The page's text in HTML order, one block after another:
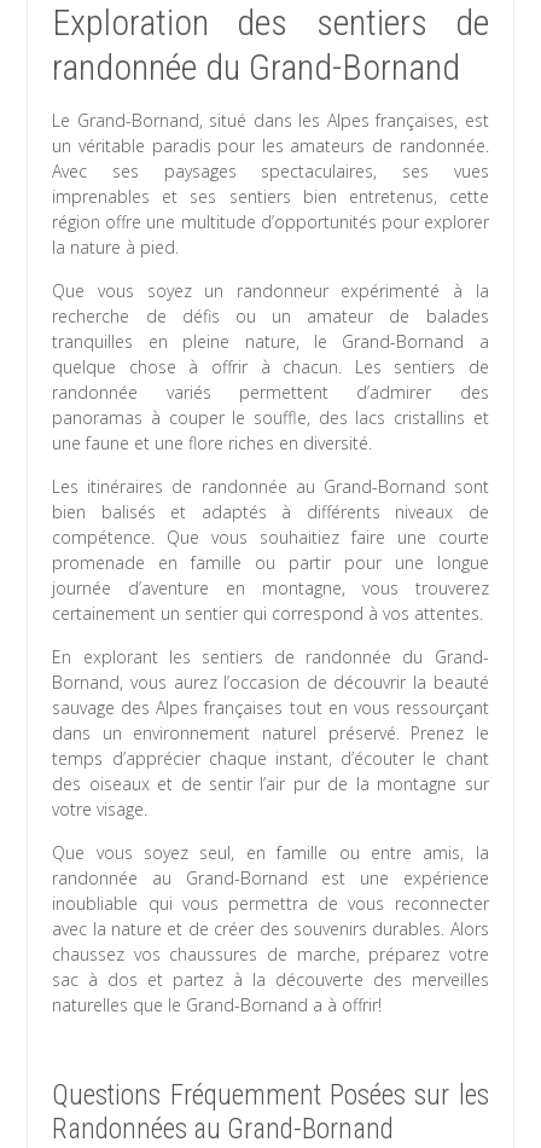
Exploration des sentiers de
randonnée du Grand-Bornand
Le Grand-Bornand, situé dans les Alpes françaises, est
un véritable paradis pour les amateurs de randonnée.
Avec ses paysages spectaculaires, ses vues
imprenables et ses sentiers bien entretenus, cette
région offre une multitude d’opportunités pour explorer
la nature à pied.
Que vous soyez un randonneur expérimenté à la
recherche de défis ou un amateur de balades
tranquilles en pleine nature, le Grand-Bornand a
quelque chose à offrir à chacun. Les sentiers de
randonnée variés permettent d’admirer des
panoramas à couper le souffle, des lacs cristallins et
une faune et une flore riches en diversité.
Les itinéraires de randonnée au Grand-Bornand sont
bien balisés et adaptés à différents niveaux de
compétence. Que vous souhaitiez faire une courte
promenade en famille ou partir pour une longue
journée d’aventure en montagne, vous trouverez
certainement un sentier qui correspond à vos attentes.
En explorant les sentiers de randonnée du Grand-
Bornand, vous aurez l’occasion de découvrir la beauté
sauvage des Alpes françaises tout en vous ressourçant
dans un environnement naturel préservé. Prenez le
temps d’apprécier chaque instant, d’écouter le chant
des oiseaux et de sentir l’air pur de la montagne sur
votre visage.
Que vous soyez seul, en famille ou entre amis, la
randonnée au Grand-Bornand est une expérience
inoubliable qui vous permettra de vous reconnecter
avec la nature et de créer des souvenirs durables. Alors
chaussez vos chaussures de marche, préparez votre
sac à dos et partez à la découverte des merveilles
naturelles que le Grand-Bornand a à offrir!
Questions Fréquemment Posées sur les
Randonnées au Grand-Bornand